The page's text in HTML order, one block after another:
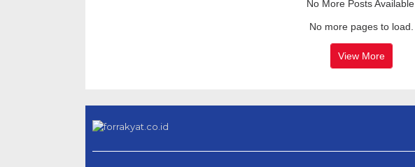
No More Posts Available.
No more pages to load.
View More